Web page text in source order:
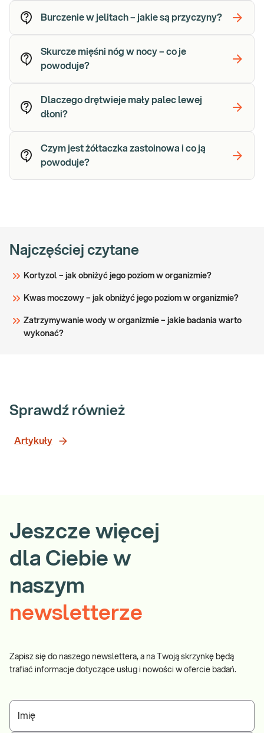
Burczenie w jelitach – jakie są przyczyny?
Skurcze mięśni nóg w nocy – co je
powoduje?
Dlaczego drętwieje mały palec lewej
dłoni?
Czym jest żółtaczka zastoinowa i co ją
powoduje?
Najczęściej czytane
Kortyzol – jak obniżyć jego poziom w organizmie?
Kwas moczowy – jak obniżyć jego poziom w organizmie?
Zatrzymywanie wody w organizmie – jakie badania warto
wykonać?
Sprawdź również
Artykuły
Jeszcze więcej
dla Ciebie w
naszym
newsletterze
Zapisz się do naszego newslettera, a na Twoją skrzynkę będą
trafiać informacje dotyczące usług i nowości w ofercie badań.
Imię